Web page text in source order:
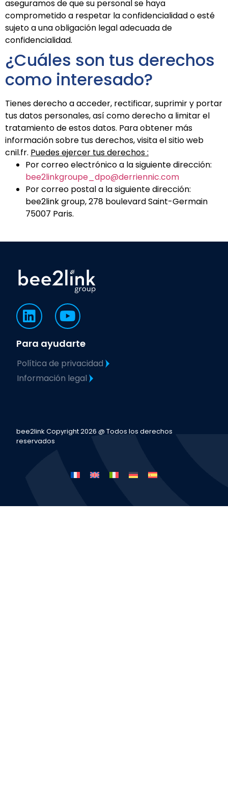
aseguramos de que su personal se haya
comprometido a respetar la confidencialidad o esté
sujeto a una obligación legal adecuada de
confidencialidad.
¿Cuáles son tus derechos
como interesado?
Tienes derecho a acceder, rectificar, suprimir y portar
tus datos personales, así como derecho a limitar el
tratamiento de estos datos. Para obtener más
información sobre tus derechos, visita el sitio web
cnil.fr. Puedes ejercer tus derechos :
Por correo electrónico a la siguiente dirección:
bee2linkgroupe_dpo@derriennic.com
Por correo postal a la siguiente dirección:
bee2link group, 278 boulevard Saint-Germain
75007 Paris.
Para ayudarte
Política de privacidad
Información legal
bee2link Copyright 2026 @ Todos los derechos
reservados